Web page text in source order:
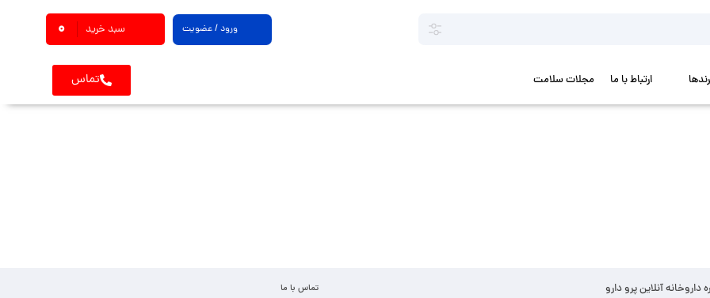
ورود / عضویت سبد خرید 0
ارتباط با ما مجلات سلامت تماس
داروخانه آنلاین پرو دارو تماس با ما